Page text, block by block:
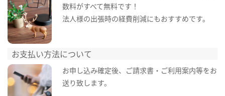
数料がすべて無料です！
法人様の出張時の経費削減にもおすすめです。
お支払い方法について
お申し込み確定後、ご請求書・ご利用案内等をお
送り致します。